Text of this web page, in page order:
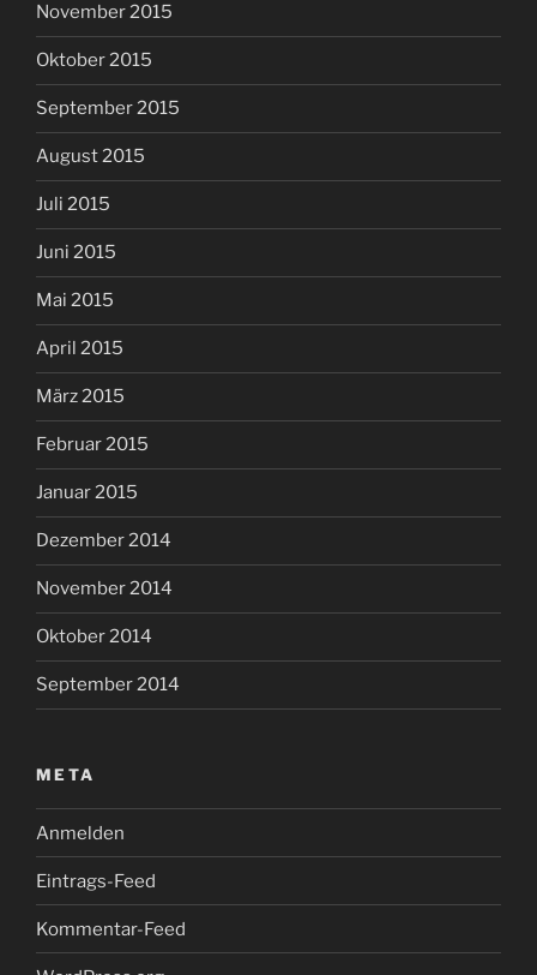
November 2015
Oktober 2015
September 2015
August 2015
Juli 2015
Juni 2015
Mai 2015
April 2015
März 2015
Februar 2015
Januar 2015
Dezember 2014
November 2014
Oktober 2014
September 2014
META
Anmelden
Eintrags-Feed
Kommentar-Feed